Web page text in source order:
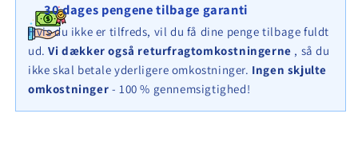
80
cm,
maskestørrelse
5
x
10
cm,
80
cm,
maskestørrelse
5
x
10
cm,
30 dages pengene tilbage garanti
Hvis du ikke er tilfreds, vil du få dine penge tilbage fuldt
ud.Vi dækker også returfragtomkostningerne , så du
ikke skal betale yderligere omkostninger. Ingen skjulte
omkostninger - 100 % gennemsigtighed!